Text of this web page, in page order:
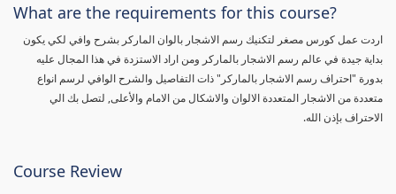
What are the requirements for this course?
اردت عمل كورس مصغر لتكنيك رسم الاشجار بالوان الماركر بشرح وافي لكي يكون
بداية جيدة في عالم رسم الاشجار بالماركر ومن اراد الاستزدة في هذا المجال عليه
بدورة "احتراف رسم الاشجار بالماركر" ذات التفاصيل والشرح الوافي لرسم انواع
متعددة من الاشجار المتعددة الالوان والاشكال من الامام والأعلى, لتصل بك الي
الاحتراف بإذن الله.
Course Review